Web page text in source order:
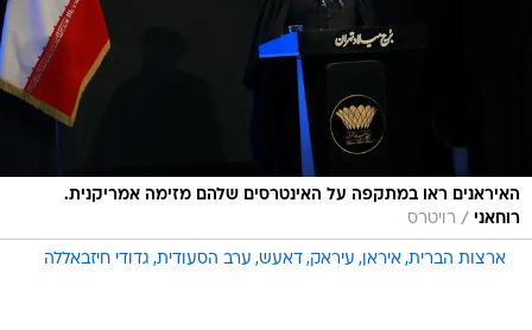
האיראנים ראו במתקפה על האינטרסים שלהם מזימה אמריקנית.
רוחאני / רויטרס
ארצות הברית איראן עיראק דאעש ערב הסעודית גדודי חיזבאללה